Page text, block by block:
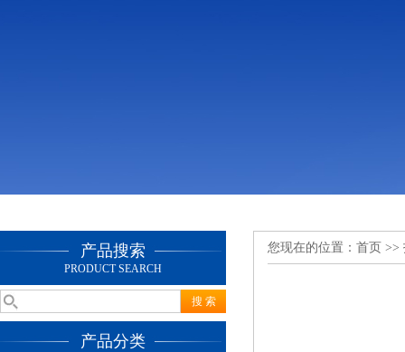
产品搜索
PRODUCT SEARCH
产品分类
您现在的位置： 首页 >>